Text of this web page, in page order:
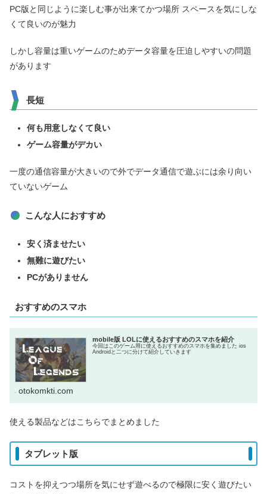
PC版と同じように楽しむ事が出来てかつ場所 スペースを気にしな
くて良いのが魅力
しかし容量は重いゲームのためデータ容量を圧迫しやすいの問題
があります
長短
何も用意しなくて良い
ゲーム容量がデカい
一度の通信容量が大きいので外でデータ通信で遊ぶには余り向い
ていないゲーム
こんな人におすすめ
安く済ませたい
無難に遊びたい
PCがありません
おすすめのスマホ
mobile版 LOLに使えるおすすめのスマホを紹介
今回はこのゲーム用に使えるおすすめのスマホを集めました ios
Androidと二つに分けて紹介していきます
otokomkti.com
使える製品などはこちらでまとめました
タブレット版
コストを抑えつつ場所を気にせず遊べるので極限に安く遊びたい